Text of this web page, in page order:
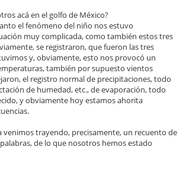
acá en el golfo de México?
el fenómeno del niño nos estuvo
muy complicada, como también estos tres
se registraron, que fueron las tres
y, obviamente, esto nos provocó un
también por supuesto vientos
el registro normal de precipitaciones, todo
de humedad, etc., de evaporación, todo
y obviamente hoy estamos ahorita
venimos trayendo, precisamente, un recuento de
de lo que nosotros hemos estado